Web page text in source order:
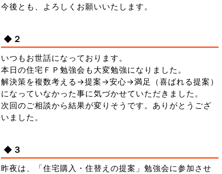
今後とも、よろしくお願いいたします。
◆２
いつもお世話になっております。
本日の住宅ＦＰ勉強会も大変勉強になりました。
解決策を複数考える→提案→安心→満足（喜ばれる提案）
になっていなかった事に気づかせていただきました。
次回のご相談から結果が変りそうです。ありがとうござ
いました。
◆３
昨夜は、「住宅購入・住替えの提案」勉強会に参加させ